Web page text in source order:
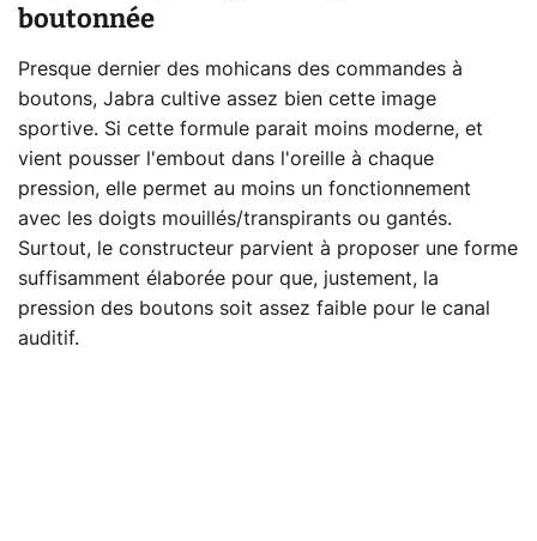
boutonnée
Presque dernier des mohicans des commandes à
boutons, Jabra cultive assez bien cette image
sportive. Si cette formule parait moins moderne, et
vient pousser l'embout dans l'oreille à chaque
pression, elle permet au moins un fonctionnement
avec les doigts mouillés/transpirants ou gantés.
Surtout, le constructeur parvient à proposer une forme
suffisamment élaborée pour que, justement, la
pression des boutons soit assez faible pour le canal
auditif.